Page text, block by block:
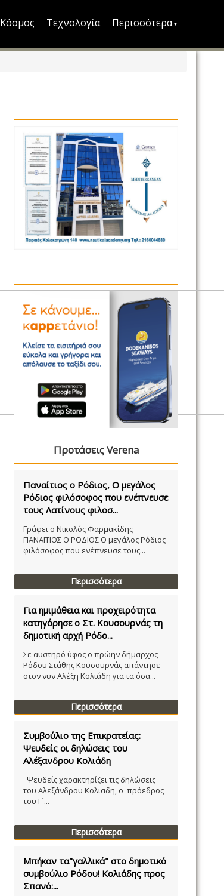
Κόσμος Τεχνολογία Περισσότερα
Προτάσεις Verena
Παναίτιος ο Ρόδιος, Ο μεγάλος
Ρόδιος φιλόσοφος που ενέπνευσε
τους Λατίνους φιλοσ...
Γράφει ο Νικολός Φαρμακίδης
ΠΑΝΑΙΤΙΟΣ Ο ΡΟΔΙΟΣ Ο μεγάλος Ρόδιος
φιλόσοφος που ενέπνευσε τους...
Περισσότερα
Για ημιμάθεια και προχειρότητα
κατηγόρησε ο Στ. Κουσουρνάς τη
δημοτική αρχή Ρόδο...
Σε αυστηρό ύφος ο πρώην δήμαρχος
Ρόδου Στάθης Κουσουρνάς απάντησε
στον νυν Αλέξη Κολιάδη για τα όσα...
Περισσότερα
Συμβούλιο της Επικρατείας:
Ψευδείς οι δηλώσεις του
Αλέξανδρου Κολιάδη
Ψευδείς χαρακτηρίζει τις δηλώσεις
του Αλεξάνδρου Κολιαδη, ο πρόεδρος
του Γ´...
Περισσότερα
Μπήκαν τα"γαλλικά" στο δημοτικό
συμβούλιο Ρόδου! Κολιάδης προς
Σπανό:...